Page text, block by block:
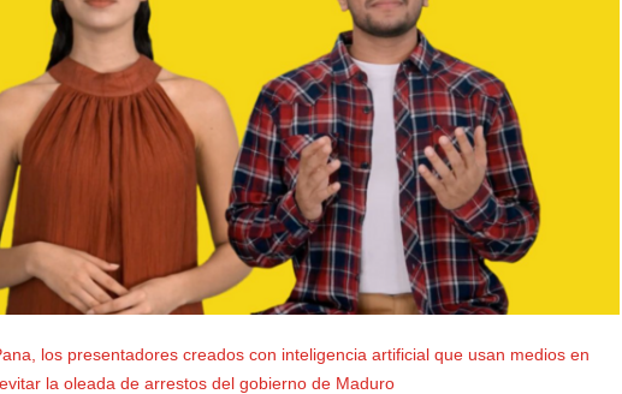
los presentadores creados con inteligencia artificial que usan medios en
la oleada de arrestos del gobierno de Maduro